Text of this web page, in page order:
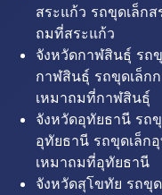
สระแก้ว รถขุดเล็ก
ถมที่สระแก้ว
จังหวัดกาฬสินธุ์ รถ
กาฬสินธุ์ รถขุดเล็ก
เหมาถมที่กาฬสินธุ์
จังหวัดอุทัยธานี รถ
อุทัยธานี รถขุดเล็ก
เหมาถมที่อุทัยธานี
จังหวัดสุโขทัย รถขุ